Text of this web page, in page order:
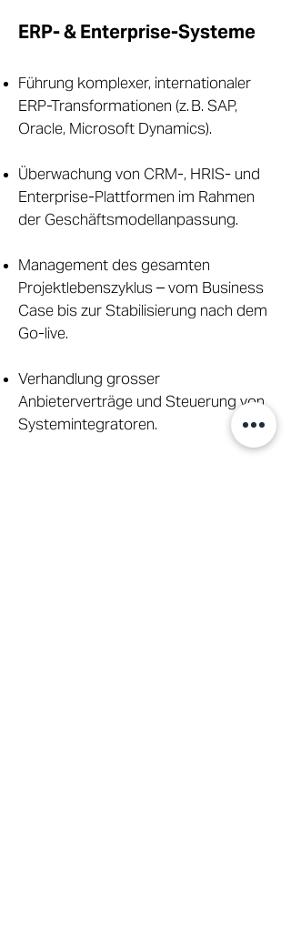
ERP- & Enterprise-Systeme
Führung komplexer, internationaler
ERP-Transformationen (z. B. SAP,
Oracle, Microsoft Dynamics).
Überwachung von CRM-, HRIS- und
Enterprise-Plattformen im Rahmen
der Geschäftsmodellanpassung.
Management des gesamten
Projektlebenszyklus – vom Business
Case bis zur Stabilisierung nach dem
Go-live.
Verhandlung grosser
Anbieterverträge und Steuerung von
Systemintegratoren.